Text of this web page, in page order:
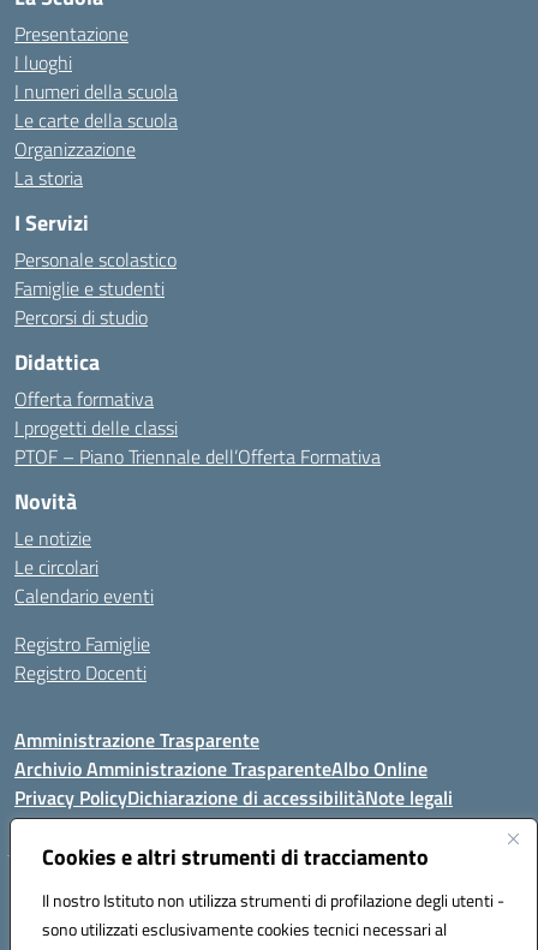
Cookies e altri strumenti di tracciamento
Il nostro Istituto non utilizza strumenti di profilazione degli utenti -
sono utilizzati esclusivamente cookies tecnici necessari al
Presentazione
I luoghi
I numeri della scuola
Le carte della scuola
Organizzazione
La storia
I Servizi
Personale scolastico
Famiglie e studenti
Percorsi di studio
Didattica
Offerta formativa
I progetti delle classi
PTOF – Piano Triennale dell’Offerta Formativa
Novità
Le notizie
Le circolari
Calendario eventi
Registro Famiglie
Registro Docenti
Amministrazione Trasparente
Archivio Amministrazione TrasparenteAlbo Online
Privacy PolicyDichiarazione di accessibilitàNote legali
Istituto Comprensivo Statale
Via Cupa Campanariello, 5 - 80059, Torre del Greco (NA)